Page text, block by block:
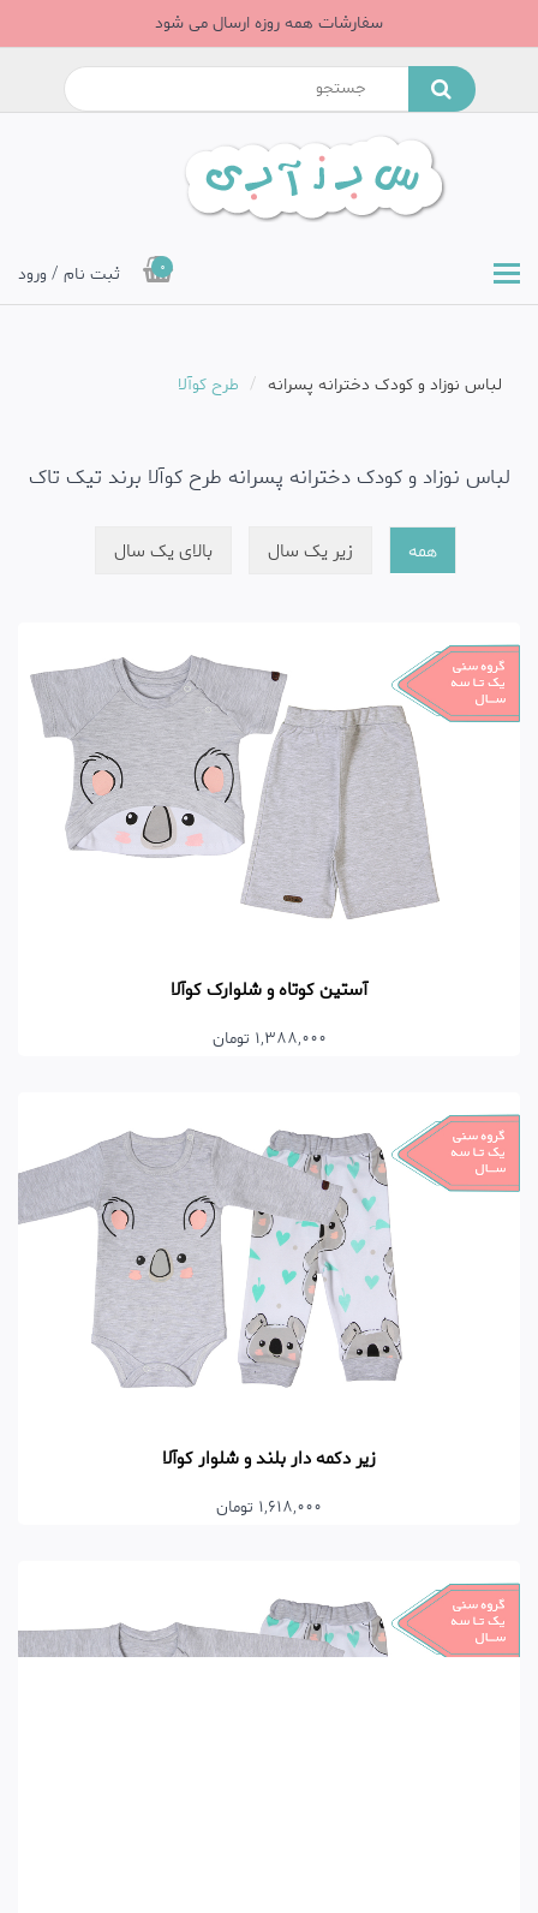
سفارشات همه روزه ارسال می شود
0 ثبت نام / ورود
لباس نوزاد و کودک دخترانه پسرانه طرح کوآلا
لباس نوزاد و کودک دخترانه پسرانه طرح کوآلا برند تیک تاک
همه زیر یک سال بالای یک سال
آستین کوتاه و شلوارک کوآلا
1,388,000 تومان
زیر دکمه دار بلند و شلوار کوآلا
1,618,000 تومان